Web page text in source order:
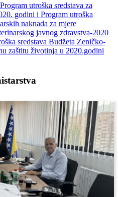
utroška sredstava za
godini i Program utroška
naknada za mjere
javnog zdravstva-2020
sredstava Budžeta Zeničko-
zaštitu životinja u 2020.godini